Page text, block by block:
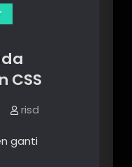
CSS
risd
ganti